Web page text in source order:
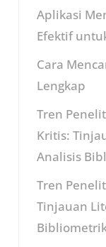
Aplikasi
Efektif
Cara
Lengkap
Tren
Kritis:
Analisis
Tren
Tinjauan